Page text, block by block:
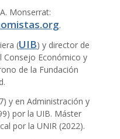
Monserrat:
.
(UIB) y director de
Consejo Económico y
de la Fundación
y en Administración y
por la UIB. Máster
por la UNIR (2022).